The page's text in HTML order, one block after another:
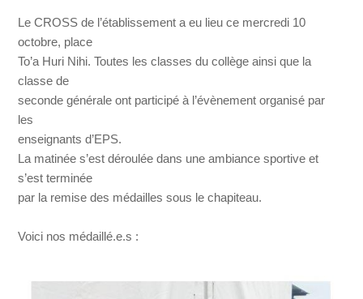
Le CROSS de l’établissement a eu lieu ce mercredi 10
octobre, place
To’a Huri Nihi. Toutes les classes du collège ainsi que la
classe de
seconde générale ont participé à l’évènement organisé par
les
enseignants d’EPS.
La matinée s’est déroulée dans une ambiance sportive et
s’est terminée
par la remise des médailles sous le chapiteau.
Voici nos médaillé.e.s :